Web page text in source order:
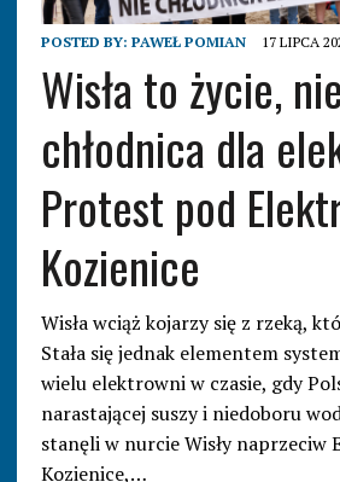
POSTED BY: PAWEŁ POMIAN 17 LIPCA
Wisła to życie, nie
chłodnica dla
Protest pod
Kozienice
Wisła wciąż kojarzy się z rzeką,
Stała się jednak elementem
wielu elektrowni w czasie, gdy
narastającej suszy i niedoboru
stanęli w nurcie Wisły naprzeciw
Kozienice,…